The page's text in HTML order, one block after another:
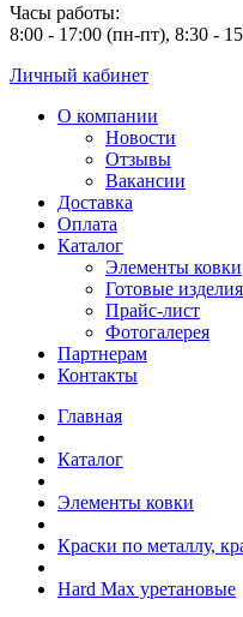
Часы работы:
8:00 - 17:00 (пн-пт), 8:30 -
Личный кабинет
О компании
Новости
Отзывы
Вакансии
Доставка
Оплата
Каталог
Элементы ковки
Готовые изделия
Прайс-лист
Фотогалерея
Партнерам
Контакты
Главная
Каталог
Элементы ковки
Краски по металлу,
Hard Max уретановые